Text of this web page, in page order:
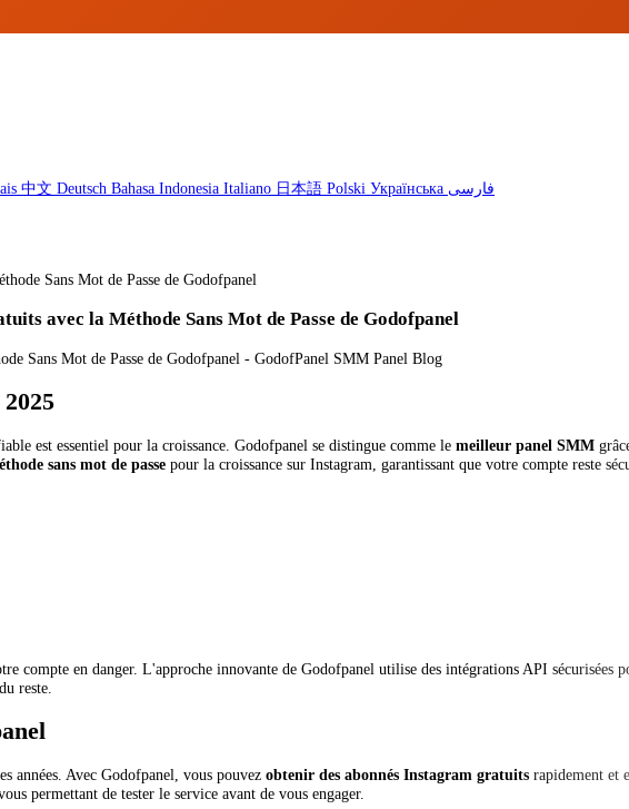
中文 Deutsch Bahasa Indonesia Italiano 日本語 Polski Українська فارسی
Sans Mot de Passe de Godofpanel
avec la Méthode Sans Mot de Passe de Godofpanel
est essentiel pour la croissance. Godofpanel se distingue comme le meilleur panel SMM
sans mot de passe pour la croissance sur Instagram, garantissant que votre compte reste
compte en danger. L'approche innovante de Godofpanel utilise des intégrations API sécurisées
reste.
années. Avec Godofpanel, vous pouvez obtenir des abonnés Instagram gratuits rapidement et
permettant de tester le service avant de vous engager.